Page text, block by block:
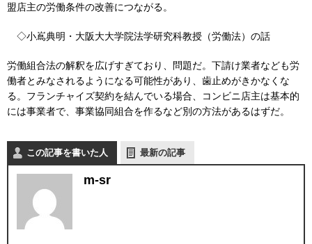
盟店主の労働条件の改善につながる。
◇小嶌典明・大阪大大学院法学研究科教授（労働法）の話
労働組合法の解釈を広げすぎており、問題だ。下請け業者なども労
働者とみなされるようになる可能性があり、歯止めがきかなくな
る。フランチャイズ契約を結んでいる場合、コンビニ店主は基本的
には事業者で、事業協同組合を作るなど別の方法があるはずだ。
この記事を書いた人 最新の記事
m-sr